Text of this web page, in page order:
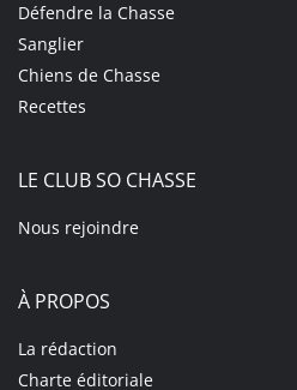
Défendre la Chasse
Sanglier
Chiens de Chasse
Recettes
LE CLUB SO CHASSE
Nous rejoindre
À PROPOS
La rédaction
Charte éditoriale